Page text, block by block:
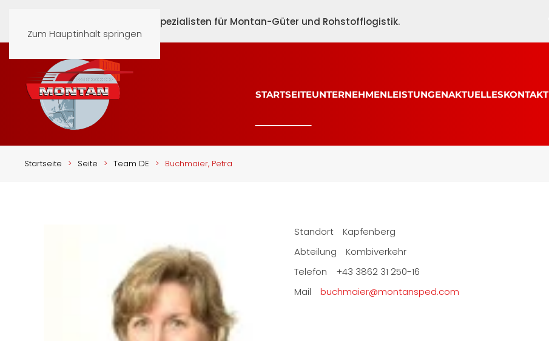
Zum Hauptinhalt springen
Schönen Nachmittag beim Spezialisten für Montan-Güter und Rohstofflogistik.
STARTSEITEUNTERNEHMENLEISTUNGENAKTUELLESKONTAKT
Buchmaier, Petra
Startseite Seite Team DE Buchmaier, Petra
Standort
Kapfenberg
Abteilung
Kombiverkehr
Telefon
+43 3862 31 250-16
Mail
buchmaier@montansped.com